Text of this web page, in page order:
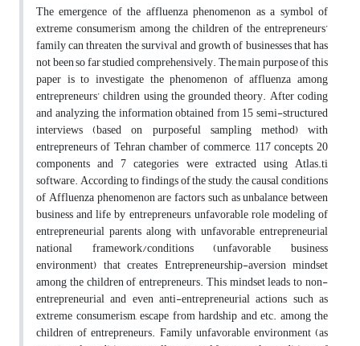
The emergence of the affluenza phenomenon as a symbol of
extreme consumerism among the children of the entrepreneurs’
family can threaten the survival and growth of businesses that has
not been so far studied comprehensively. The main purpose of this
paper is to investigate the phenomenon of affluenza among
entrepreneurs’ children using the grounded theory. After coding
and analyzing, the information obtained from 15 semi-structured
interviews (based on purposeful sampling method) with
entrepreneurs of Tehran chamber of commerce, 117 concepts, 20
components and 7 categories were extracted using Atlas.ti
software. According to findings of the study, the causal conditions
of Affluenza phenomenon are factors such as unbalance between
business and life by entrepreneurs, unfavorable role modeling of
entrepreneurial parents along with unfavorable entrepreneurial
national framework/conditions (unfavorable business
environment) that creates Entrepreneurship-aversion mindset
among the children of entrepreneurs. This mindset leads to non-
entrepreneurial and even anti-entrepreneurial actions such as
extreme consumerism, escape from hardship and etc. among the
children of entrepreneurs. Family unfavorable environment (as